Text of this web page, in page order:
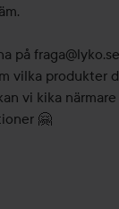
på
vilka produkter
vi kika
🤗